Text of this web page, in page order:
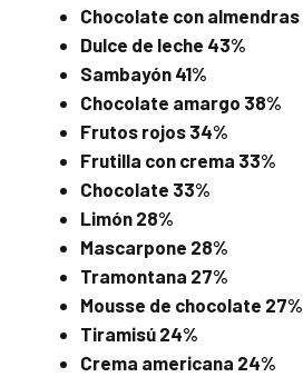
Chocolate con almendras
Dulce de leche 43%
Sambayón 41%
Chocolate amargo 38%
Frutos rojos 34%
Frutilla con crema 33%
Chocolate 33%
Limón 28%
Mascarpone 28%
Tramontana 27%
Mousse de chocolate 27%
Tiramisú 24%
Crema americana 24%